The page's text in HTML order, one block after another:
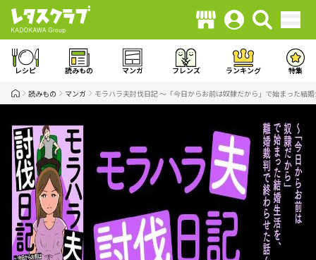
レシピ 読みもの マンガ フレンズ ランキング 特集
読みもの マンガ モラハラ夫討伐日記 ～「今日からお前は奴隷だから」で始まった結